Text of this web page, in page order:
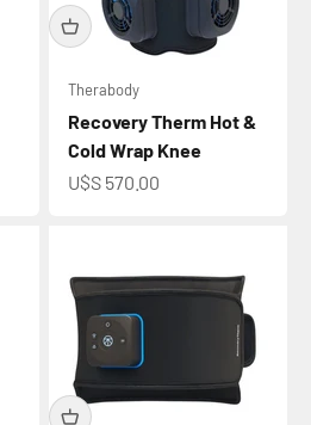
Therabody
Recovery Therm Hot &
Cold Wrap Knee
Precio de oferta
U$S 570.00